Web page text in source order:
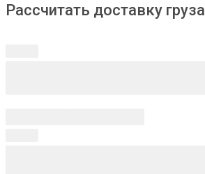
Рассчитать доставку груза